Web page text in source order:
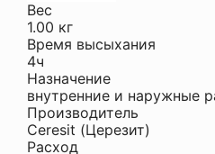
Вес
1.00 кг
Время высыхания
4ч
Назначение
внутренние и наружные
Производитель
Ceresit (Церезит)
Расход